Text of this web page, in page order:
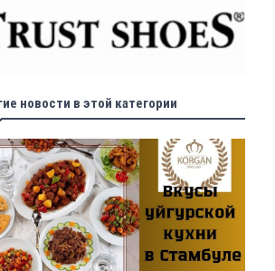
новости в этой категории